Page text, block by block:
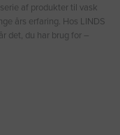
af produkter til vask
års erfaring. Hos LINDS
det, du har brug for –